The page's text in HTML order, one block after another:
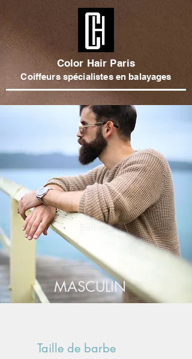
Color Hair Paris
Coiffeurs spécialistes en balayages
Barber
MASCULIN
Taille de barbe